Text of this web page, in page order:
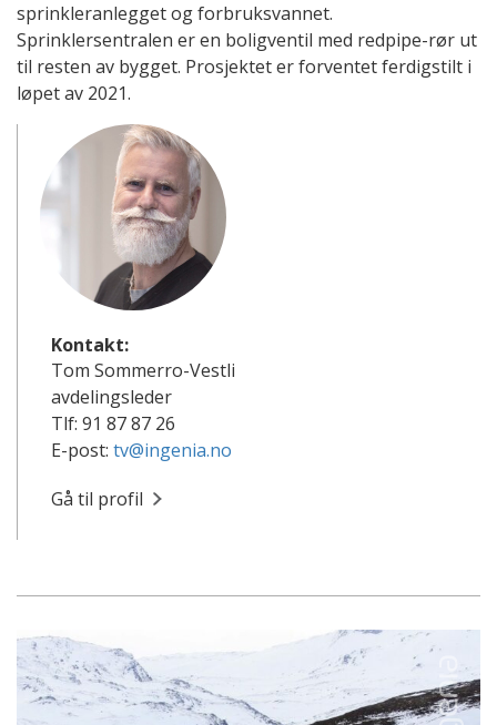
sprinkleranlegget og forbruksvannet.
Sprinklersentralen er en boligventil med redpipe-rør ut
til resten av bygget. Prosjektet er forventet ferdigstilt i
løpet av 2021.
Kontakt:
Tom Sommerro-Vestli
avdelingsleder
Tlf: 91 87 87 26
E-post: tv@ingenia.no
Gå til profil